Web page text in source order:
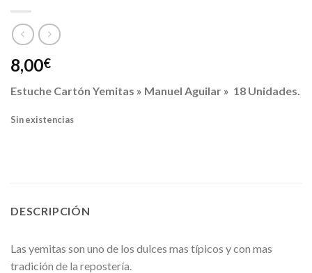
8,00€
Estuche Cartón Yemitas » Manuel Aguilar » 18 Unidades.
Sin existencias
DESCRIPCIÓN
Las yemitas son uno de los dulces mas típicos y con mas
tradición de la repostería.